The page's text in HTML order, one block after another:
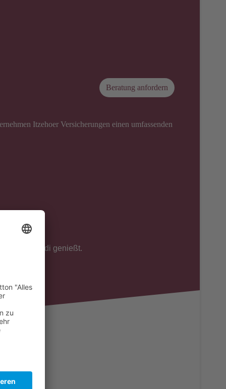
Beratung anfordern
Itzehoer Versicherungen einen umfassenden
über ver.di genießt.